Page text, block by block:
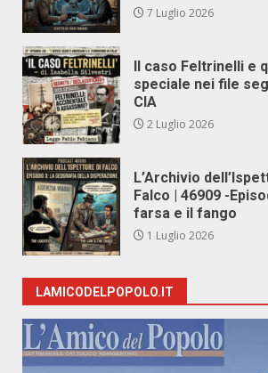
7 Luglio 2026
Il caso Feltrinelli e
speciale nei file
CIA
2 Luglio 2026
L’Archivio
Falco | 46909 -
farsa e il fango
1 Luglio 2026
LAMICODELPOPOLO.IT